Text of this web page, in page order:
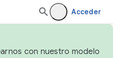
Acceder
con nuestro modelo